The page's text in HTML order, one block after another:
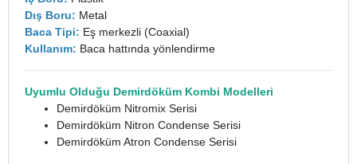
Dış Boru: Metal
Baca Tipi: Eş merkezli (Coaxial)
Kullanım: Baca hattında yönlendirme
Uyumlu Olduğu Demirdöküm Kombi Modelleri
Demirdöküm Nitromix Serisi
Demirdöküm Nitron Condense Serisi
Demirdöküm Atron Condense Serisi